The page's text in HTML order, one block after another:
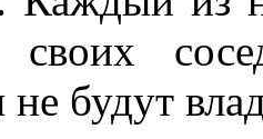
будут